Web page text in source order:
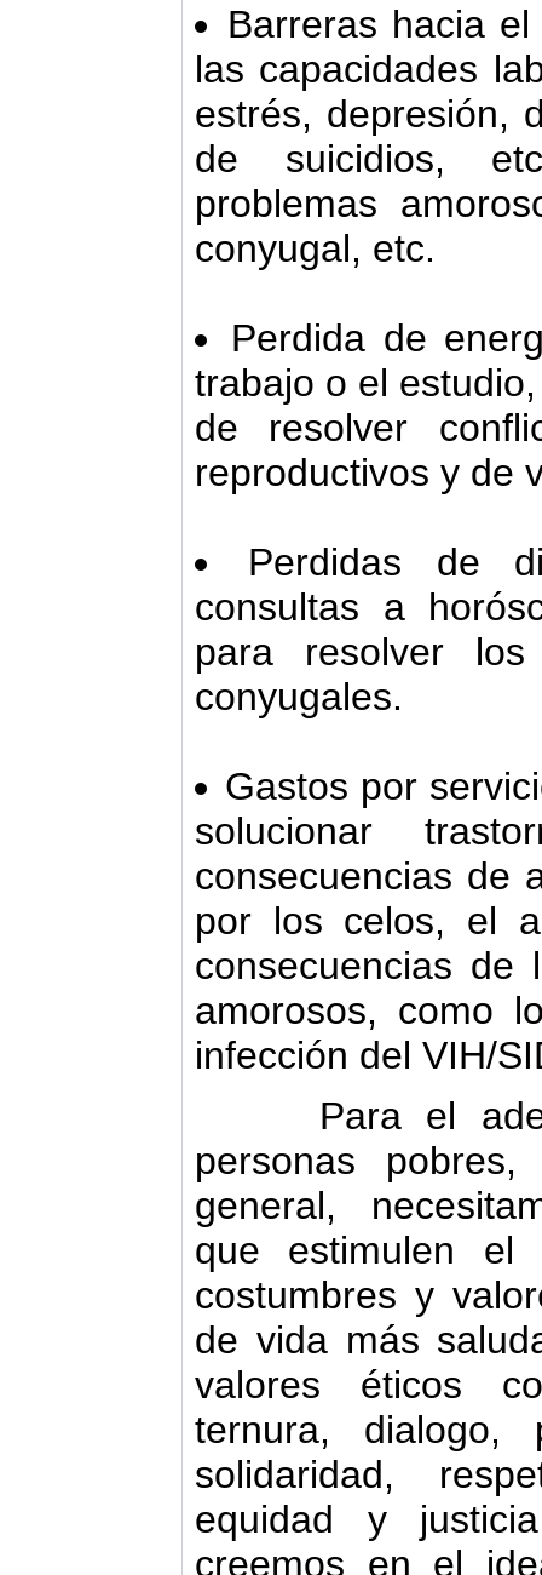
Barreras hacia
las capacidades
estrés, depresión,
de suicidios,
problemas
conyugal, etc.
Perdida de
trabajo o el
de resolver
reproductivos y de
Perdidas de
consultas a
para resolver
conyugales.
Gastos por
solucionar
consecuencias de
por los celos, el
consecuencias de
amorosos, como
infección del VIH/
Para el
personas
general,
que estimulen el
costumbres y
de vida más
valores éticos
ternura, dialogo,
solidaridad,
equidad y
creemos en el